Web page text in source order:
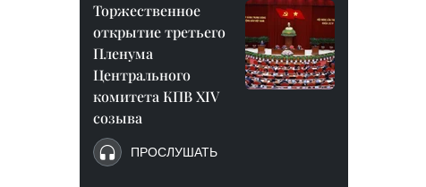
Торжественное
открытие третьего
Пленума
Центрального
комитета КПВ XIV
созыва
ПРОСЛУШАТЬ